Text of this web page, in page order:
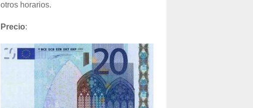
otros horarios.
Precio: